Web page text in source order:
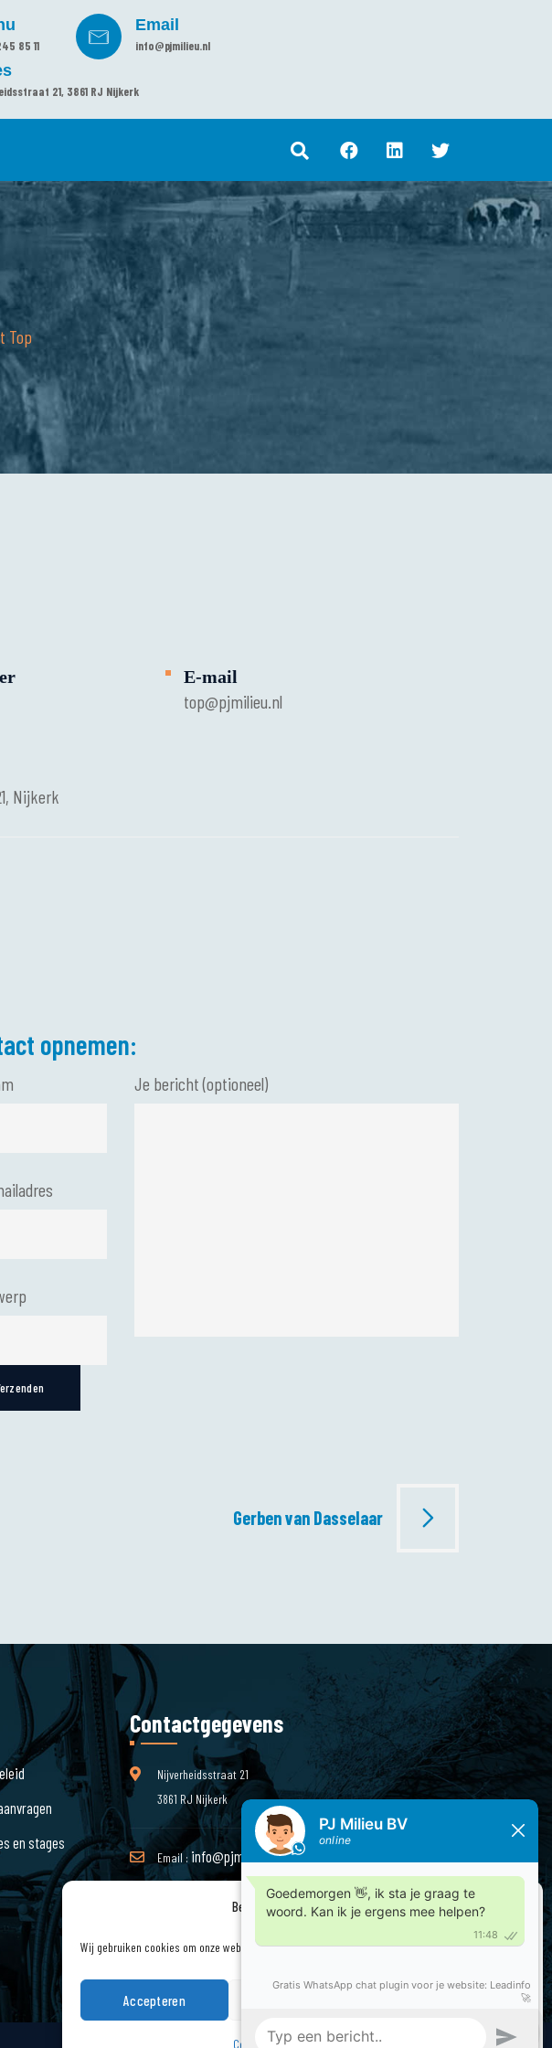
Beheer cookie toestemming
Wij gebruiken cookies om onze website en onze service te optimaliseren.
Accepteren
Cookiebeleid Privacyverklaring
85 11
Email
info@pjmilieu.nl
21, 3861 RJ Nijkerk
Top
E-mail
top@pjmilieu.nl
Nijkerk
opnemen:
Je bericht (optioneel)
Gerben van Dasselaar
en stages
Contactgegevens
Nijverheidsstraat 21
3861 RJ Nijkerk
Email : info@pjmilieu.nl
Telefoon : 033 – 245 85 11